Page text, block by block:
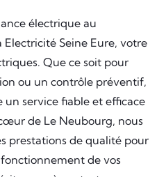
électrique au
Seine Eure, votre
Que ce soit pour
ou un contrôle préventif,
service fiable et efficace
de Le Neubourg, nous
prestations de qualité pour
de vos